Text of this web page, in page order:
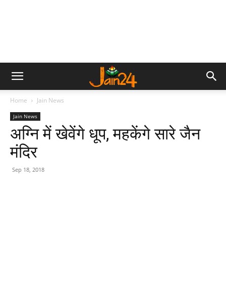
Home Jain News
Jain News
अग्नि में खेवेंगे धूप, महकेंगे सारे जैन
मंदिर
Sep 18, 2018